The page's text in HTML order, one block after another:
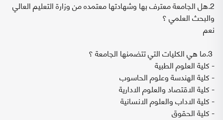
2.هل الجامعة معترف بها وشهادتها معتمده من وزارة التعليم العالي
والبحث العلمي ؟
نعم
- كلية العلوم الطبية
- كلية الهندسة وعلوم الحاسوب
- كلية الاقتصاد والعلوم الادارية
- كلية الاداب والعلوم الانسانية
- كلية الحقوق